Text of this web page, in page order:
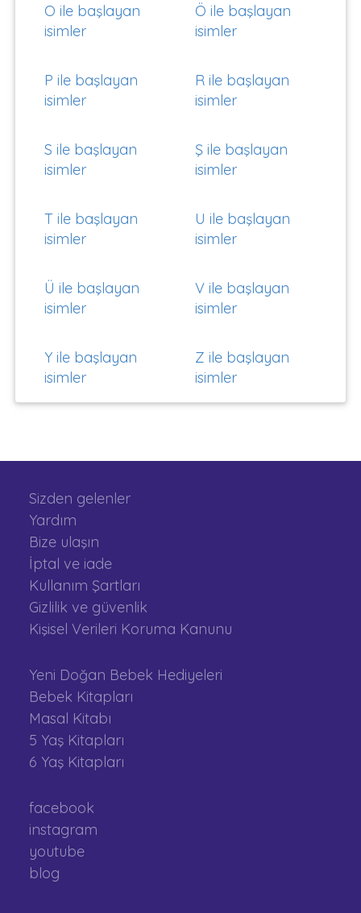
O ile başlayan
isimler
Ö ile başlayan
isimler
P ile başlayan
isimler
R ile başlayan
isimler
S ile başlayan
isimler
Ş ile başlayan
isimler
T ile başlayan
isimler
U ile başlayan
isimler
Ü ile başlayan
isimler
V ile başlayan
isimler
Y ile başlayan
isimler
Z ile başlayan
isimler
Sizden gelenler
Yardım
Bize ulaşın
İptal ve iade
Kullanım Şartları
Gizlilik ve güvenlik
Kişisel Verileri Koruma Kanunu
Yeni Doğan Bebek Hediyeleri
Bebek Kitapları
Masal Kitabı
5 Yaş Kitapları
6 Yaş Kitapları
facebook
instagram
youtube
blog